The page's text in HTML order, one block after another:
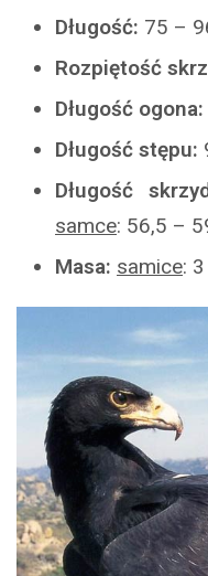
Długość: 75 –
Rozpiętość
Długość ogona:
Długość stępu:
Długość
samce: 56,5 –
Masa: samice: